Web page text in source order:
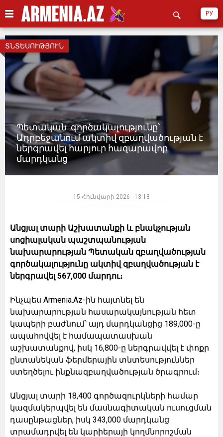
РУ
Պետական ​​ գործակալությունը՝
Ադրբեջանում ակտիվ զբաղվածության է
ներգրավել հարյուր հազարավոր
մարդկանց
ՏՆՏԵՍՈՒԹՅՈՒՆ
15 Հունվարի 2026 - 13:18
Անցյալ տարի Աշխատանքի և բնակչության
սոցիալական պաշտպանության
նախարարության Պետական զբաղվածության
գործակալությունը ակտիվ զբաղվածության է
ներգրավել 567,000 մարդու։
Ինչպես Armenia.Az-ին հայտնել են
նախարարության հասարակայնության հետ
կապերի բաժնում՝ այդ մարդկանցից 189,000-ը
ապահովվել է համապատասխան
աշխատանքով, իսկ 16,800-ը ներգրավվել է փոքր
ընտանեկան ֆերմերային տնտեսություններ
ստեղծելու ինքնազբաղվածության ծրագրում։
Անցյալ տարի 18,400 գործազուրկների համար
կազմակերպվել են մասնագիտական ուսուցման
դասընթացներ, իսկ 343,000 մարդկանց
տրամադրվել են կարիերայի կողմնորոշման